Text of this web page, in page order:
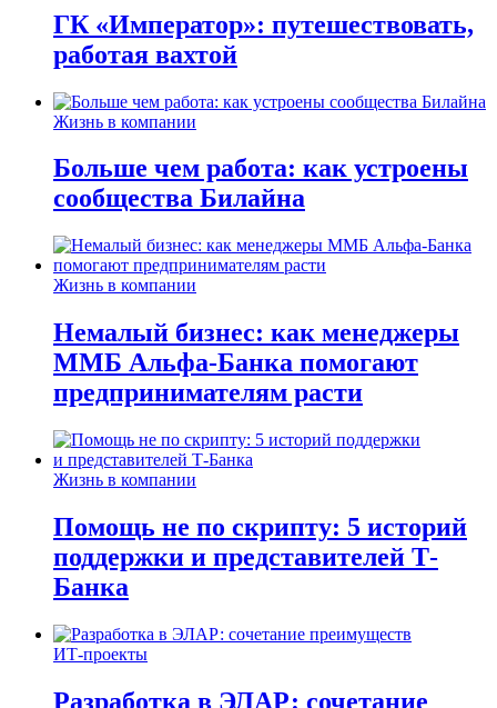
ГК «Император»: путешествовать,
работая вахтой
Жизнь в компании
Больше чем работа: как устроены
сообщества Билайна
Жизнь в компании
Немалый бизнес: как менеджеры
ММБ Альфа-Банка помогают
предпринимателям расти
Жизнь в компании
Помощь не по скрипту: 5 историй
поддержки и представителей Т-
Банка
ИТ-проекты
Разработка в ЭЛАР: сочетание